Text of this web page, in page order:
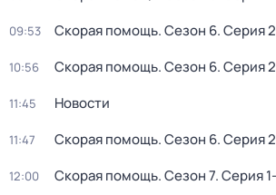
09:53 Скорая помощь. Сезон 6. Серия
10:56 Скорая помощь. Сезон 6. Серия
11:45 Новости
11:47 Скорая помощь. Сезон 6. Серия
12:00 Скорая помощь. Сезон 7. Серия